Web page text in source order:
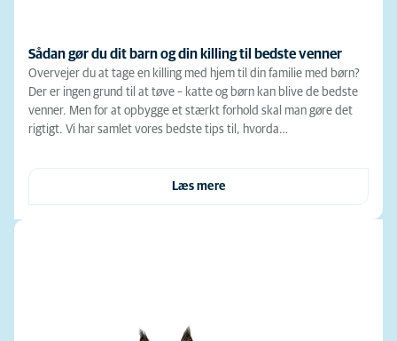
Sådan gør du dit barn og din killing til bedste venner
Overvejer du at tage en killing med hjem til din familie med børn?
Der er ingen grund til at tøve – katte og børn kan blive de bedste
venner. Men for at opbygge et stærkt forhold skal man gøre det
rigtigt. Vi har samlet vores bedste tips til, hvorda…
Læs mere